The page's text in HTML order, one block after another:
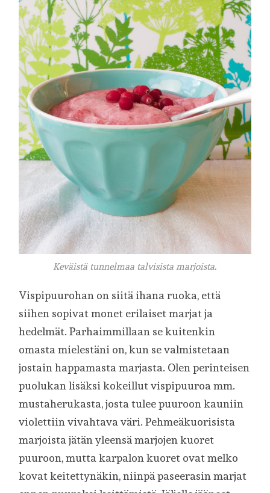
Keväistä tunnelmaa talvisista marjoista.
Vispipuurohan on siitä ihana ruoka, että
siihen sopivat monet erilaiset marjat ja
hedelmät. Parhaimmillaan se kuitenkin
omasta mielestäni on, kun se valmistetaan
jostain happamasta marjasta. Olen perinteisen
puolukan lisäksi kokeillut vispipuuroa mm.
mustaherukasta, josta tulee puuroon kauniin
violettiin vivahtava väri. Pehmeäkuorisista
marjoista jätän yleensä marjojen kuoret
puuroon, mutta karpalon kuoret ovat melko
kovat keitettynäkin, niinpä paseerasin marjat